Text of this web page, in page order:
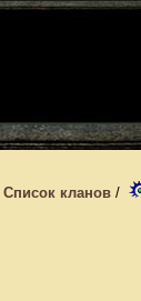
Список кланов/